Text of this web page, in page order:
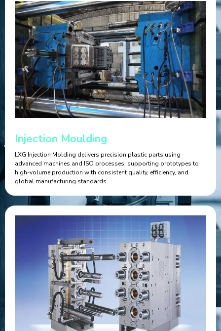
Injection Moulding
LXG Injection Molding delivers precision plastic parts using
advanced machines and ISO processes, supporting prototypes to
high-volume production with consistent quality, efficiency, and
global manufacturing standards.